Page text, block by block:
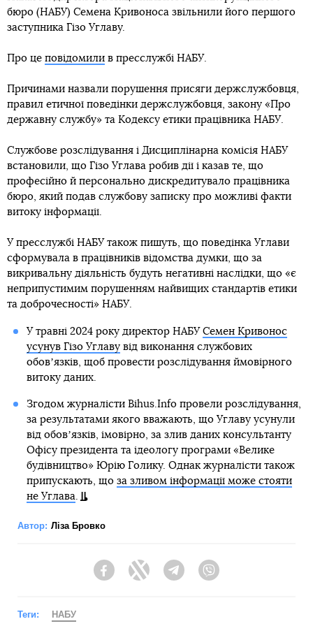
бюро (НАБУ) Семена Кривоноса звільнили його першого
заступника Гізо Углаву.
Про це повідомили в пресслужбі НАБУ.
Причинами назвали порушення присяги держслужбовця,
правил етичної поведінки держслужбовця, закону «Про
державну службу» та Кодексу етики працівника НАБУ.
Службове розслідування і Дисциплінарна комісія НАБУ
встановили, що Гізо Углава робив дії і казав те, що
професійно й персонально дискредитувало працівника
бюро, який подав службову записку про можливі факти
витоку інформації.
У пресслужбі НАБУ також пишуть, що поведінка Углави
сформувала в працівників відомства думки, що за
викривальну діяльність будуть негативні наслідки, що «є
неприпустимим порушенням найвищих стандартів етики
та доброчесності» НАБУ.
У травні 2024 року директор НАБУ Семен Кривонос
усунув Гізо Углавувід виконання службових
обовʼязків, щоб провести розслідування ймовірного
витоку даних.
Згодом журналісти Bihus.Info провели розслідування,
за результатами якого вважають, що Углаву усунули
від обовʼязків, імовірно, за злив даних консультанту
Офісу президента та ідеологу програми «Велике
будівництво» Юрію Голику. Однак журналісти також
припускають, що за зливом інформації може стояти
не Углава.
Автор: Ліза Бровко
FacebookTwitter Telegram
Теги: НАБУ